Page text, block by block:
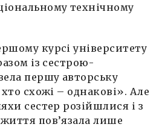
технічному
курсі університету
із сестрою-
першу авторську
схожі – однакові». Але
сестер розійшлися і з
пов’язала лише